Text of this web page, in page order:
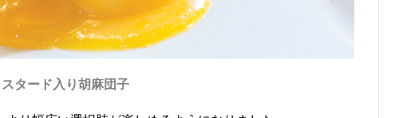
タード入り胡麻団子